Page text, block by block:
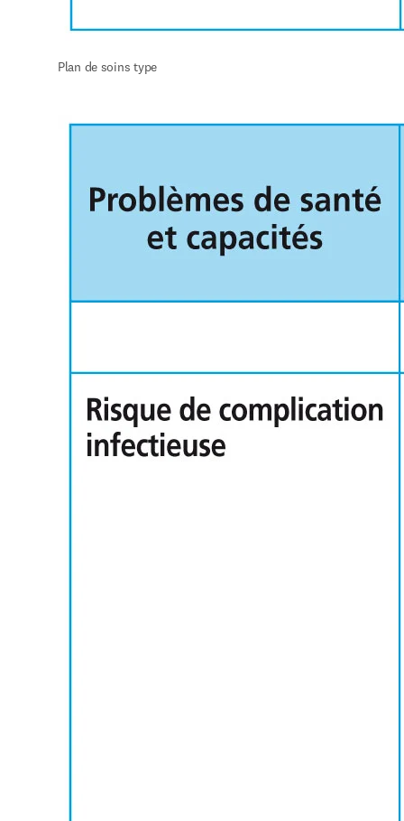
Plan de soins type